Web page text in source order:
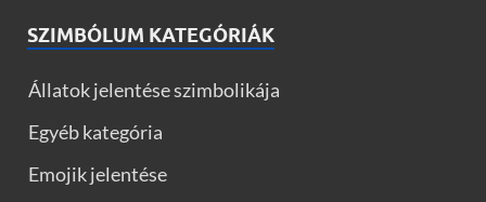
SZIMBÓLUM KATEGÓRIÁK
Állatok jelentése szimbolikája
Egyéb kategória
Emojik jelentése